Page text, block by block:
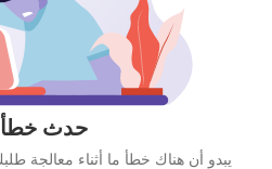
حدث خطأ
يبدو أن هناك خطأ ما أثناء معالجة